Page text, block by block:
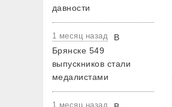
давности
1 месяц назад
В
Брянске 549
выпускников стали
медалистами
1 месяц назад